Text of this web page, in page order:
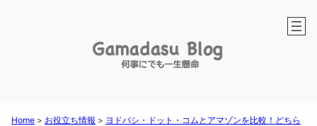
Home > お役立ち情報 > ヨドバシ・ドット・コムとアマゾンを比較！どちら